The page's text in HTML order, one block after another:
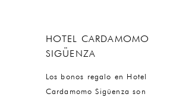
HOTEL CARDAMOMO
SIGÜENZA
Los bonos regalo en Hotel
Cardamomo Sigüenza son